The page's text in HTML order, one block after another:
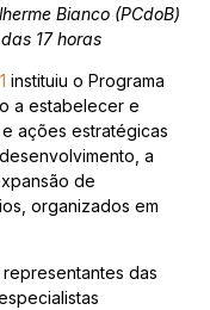
Bianco (PCdoB)
17 horas
instituiu o Programa
a estabelecer e
ações estratégicas
a
de
organizados em
das